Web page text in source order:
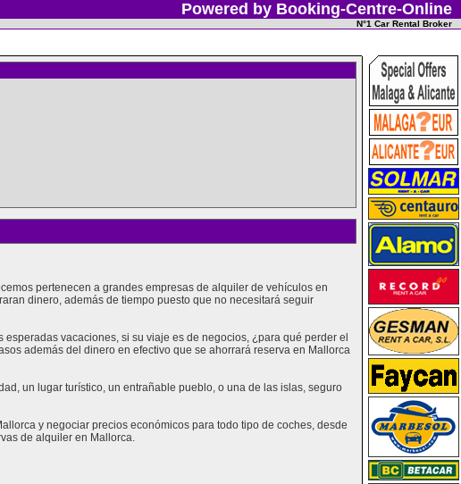
Powered by Booking-Centre-Online
N°1 Car Rental Broker
pertenecen a grandes empresas de alquiler de vehículos en
dinero, además de tiempo puesto que no necesitará seguir
vacaciones, si su viaje es de negocios, ¿para qué perder el
además del dinero en efectivo que se ahorrará reserva en Mallorca
un lugar turístico, un entrañable pueblo, o una de las islas, seguro
y negociar precios económicos para todo tipo de coches, desde
de alquiler en Mallorca.